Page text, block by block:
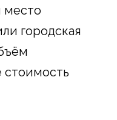
место
городская